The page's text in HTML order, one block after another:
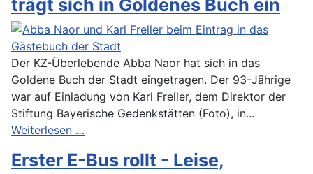
trägt sich in Goldenes Buch ein
Der KZ-Überlebende Abba Naor hat sich in das
Goldene Buch der Stadt eingetragen. Der 93-Jährige
war auf Einladung von Karl Freller, dem Direktor der
Stiftung Bayerische Gedenkstätten (Foto), in...
Weiterlesen …
Erster E-Bus rollt - Leise,